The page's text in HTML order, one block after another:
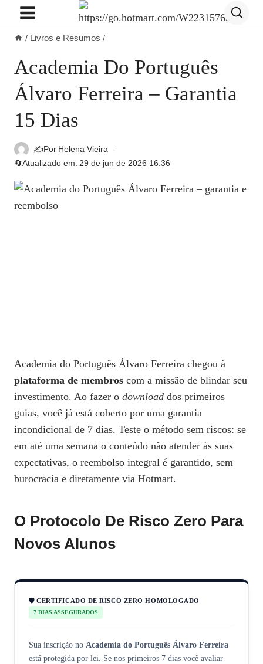
Pular
/ Livros e Resumos /
Academia Do Português
Álvaro Ferreira – Garantia
15 Dias
✍️Por Helena Vieira
🔄Atualizado em: 29 de jun de 2026 16:36
Academia do Português Álvaro Ferreira chegou à
plataforma de membros com a missão de blindar seu
investimento. Ao fazer o download dos primeiros
guias, você já está coberto por uma garantia
incondicional de 7 dias. Teste o método sem riscos: se
em até uma semana o conteúdo não atender às suas
expectativas, o reembolso integral é garantido, sem
burocracia e diretamente via Hotmart.
O Protocolo De Risco Zero Para
Novos Alunos
🛡️ CERTIFICADO DE RISCO ZERO HOMOLOGADO
7 DIAS ASSEGURADOS
Sua inscrição no Academia do Português Álvaro Ferreira
está protegida por lei. Se nos primeiros 7 dias você avaliar